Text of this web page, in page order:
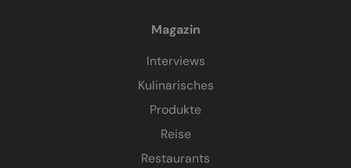
Magazin
Interviews
Kulinarisches
Produkte
Reise
Restaurants